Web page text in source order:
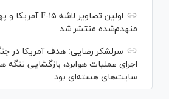
منهدم‌شده منتشر شد
سرلشکر رضایی: هدف آمریکا در
اجرای عملیات هوابرد، بازگشایی تنگه
سایت‌های هسته‌ای بود